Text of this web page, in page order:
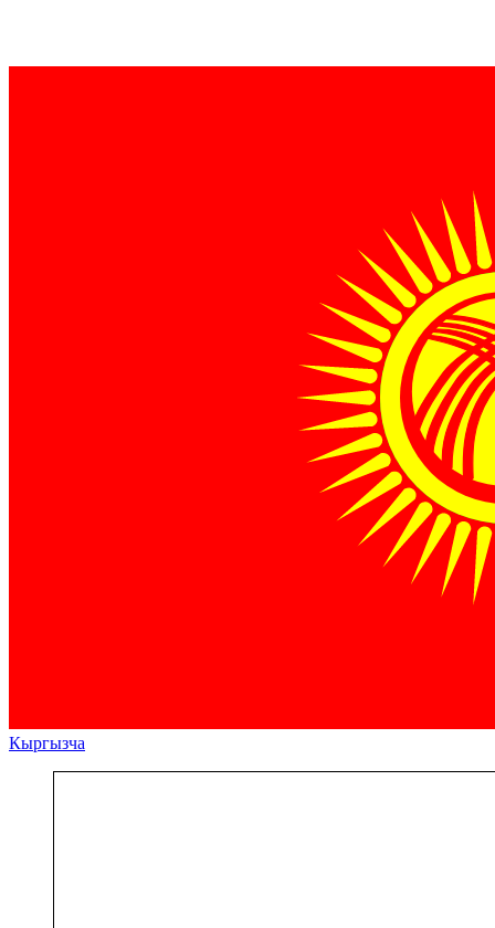
Кыргызча